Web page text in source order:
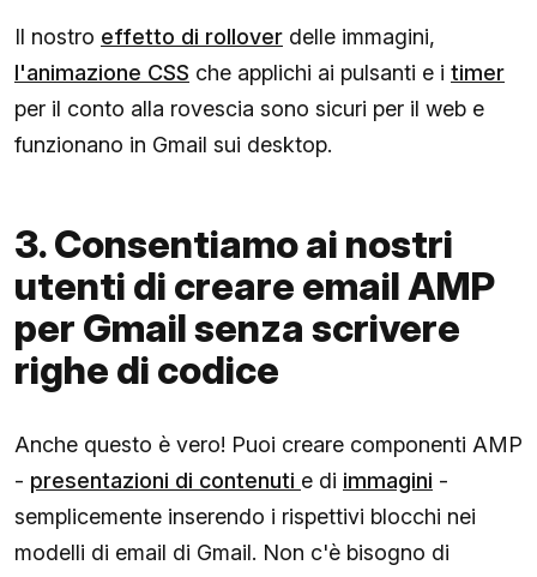
Il nostro effetto di rollover delle immagini,
l'animazione CSS che applichi ai pulsanti e i timer
per il conto alla rovescia sono sicuri per il web e
funzionano in Gmail sui desktop.
3. Consentiamo ai nostri
utenti di creare email AMP
per Gmail senza scrivere
righe di codice
Anche questo è vero! Puoi creare componenti AMP
- presentazioni di contenuti e di immagini -
semplicemente inserendo i rispettivi blocchi nei
modelli di email di Gmail. Non c'è bisogno di